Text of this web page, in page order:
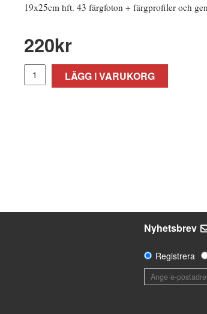
19x25cm hft. 43 färgfoton + färgprofiler och
220kr
LÄGG I VARUKORG
Nyhetsbrev
Registrera